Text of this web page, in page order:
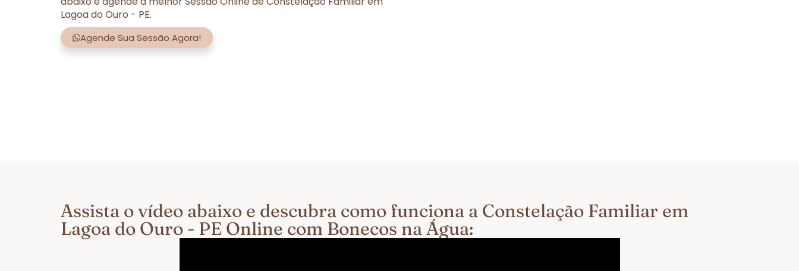
Lagoa do Ouro - PE.
Agende Sua Sessão Agora!
Assista o vídeo abaixo e descubra como funciona a Constelação Familiar em
Lagoa do Ouro - PE Online com Bonecos na Água: